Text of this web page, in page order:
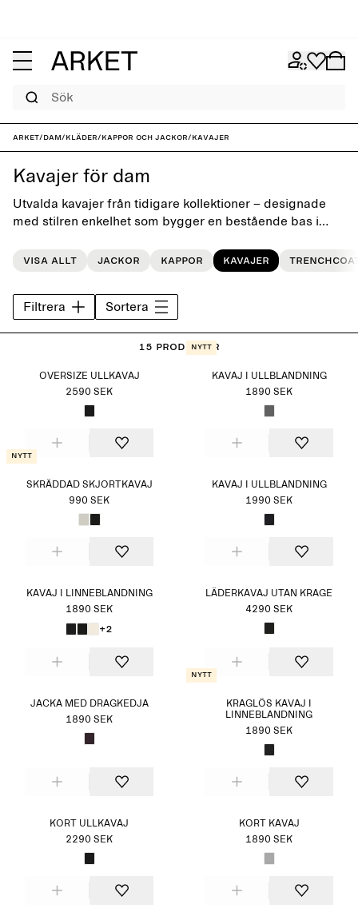
ARKET/Dam/Kläder/Kappor och jackor/Kavajer
Kavajer för dam
Utvalda kavajer från tidigare kollektioner – designade
med stilren enkelhet som bygger en bestående bas i
Visa allt
Jackor Kappor Kavajer
Filtrera Sortera
15 Produkter
OVERSIZE ULLKAVAJ
2590 SEK
Nytt
KAVAJ I ULLBLANDNING
1890 SEK
Nytt
SKRÄDDAD SKJORTKAVAJ
990 SEK
KAVAJ I ULLBLANDNING
1990 SEK
KAVAJ I LINNEBLANDNING
1890 SEK
+2
LÄDERKAVAJ UTAN KRAGE
4290 SEK
JACKA MED DRAGKEDJA
1890 SEK
Nytt
KRAGLÖS KAVAJ I
LINNEBLANDNING
1890 SEK
KORT ULLKAVAJ
2290 SEK
KORT KAVAJ
1890 SEK